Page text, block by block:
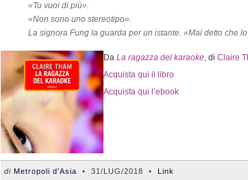
«Tu vuoi di più».
«Non sono uno stereotipo».
La signora Fung la guarda per un istante. «Mai detto che
Da La ragazza del karaoke, di Claire
Acquista qui il libro
Acquista qui l’ebook
di Metropoli d'Asia • 31/LUG/2018 • Link